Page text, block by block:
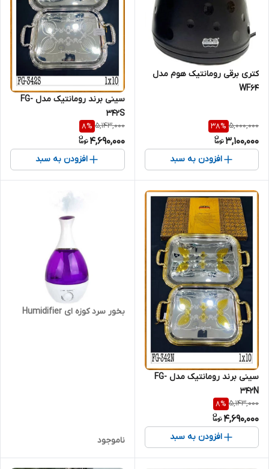
کتری برقی رومانتیک هوم مدل
WF64
5,000,000
38%
3,100,000
افزودن به سبد
سینی برند رومانتیک مدل FG-
342S
5,143,000
8%
4,690,000
افزودن به سبد
سینی برند رومانتیک مدل FG-
342N
5,143,000
8%
4,690,000
افزودن به سبد
بخور سرد کوزه ای Humidifier
ناموجود